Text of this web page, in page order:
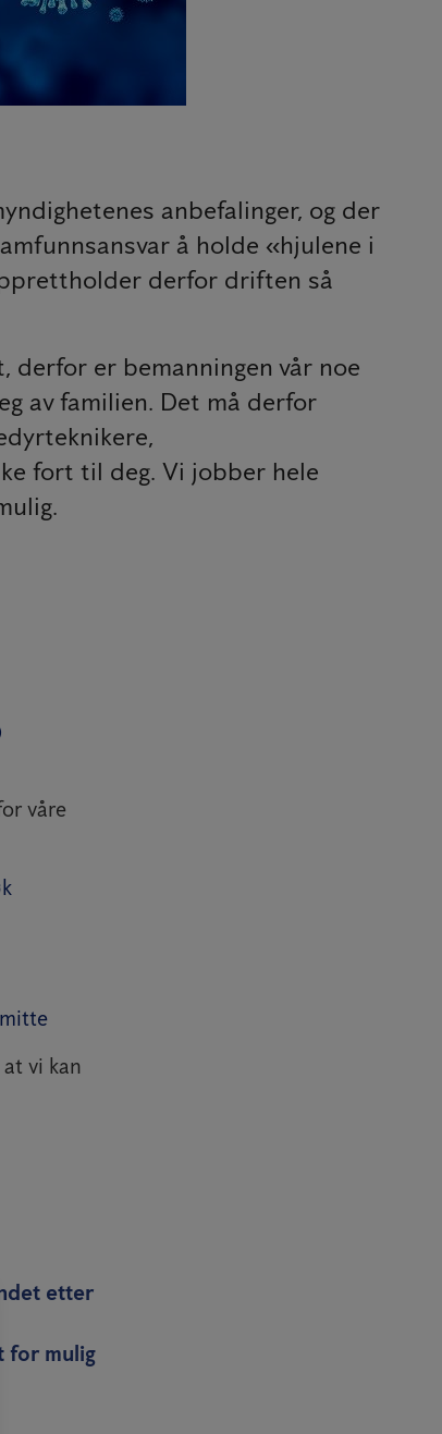
anbefalinger, og der
å holde «hjulene i
derfor driften så
er bemanningen vår noe
av familien. Det må derfor
fort til deg. Vi jobber hele
våre
vi kan
etter
for mulig